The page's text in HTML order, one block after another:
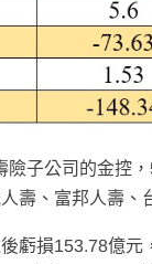
險子公司的金控
壽、富邦人壽、
虧損153.78億